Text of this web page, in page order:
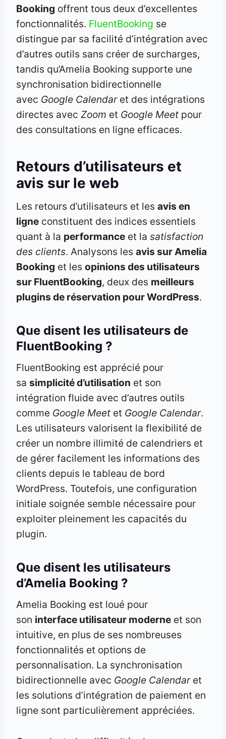
Booking offrent tous deux d’excellentes
fonctionnalités. FluentBooking se
distingue par sa facilité d’intégration avec
d’autres outils sans créer de surcharges,
tandis qu’Amelia Booking supporte une
synchronisation bidirectionnelle
avec Google Calendaret des intégrations
directes avec Zoom et Google Meet pour
des consultations en ligne efficaces.
Retours d’utilisateurs et
avis sur le web
Les retours d’utilisateurs et les avis en
ligne constituent des indices essentiels
quant à la performance et la satisfaction
des clients. Analysons les avis sur Amelia
Booking et les opinions des utilisateurs
sur FluentBooking, deux des meilleurs
plugins de réservation pour WordPress.
Que disent les utilisateurs de
FluentBooking ?
FluentBooking est apprécié pour
sa simplicité d’utilisation et son
intégration fluide avec d’autres outils
comme Google Meet et Google Calendar.
Les utilisateurs valorisent la flexibilité de
créer un nombre illimité de calendriers et
de gérer facilement les informations des
clients depuis le tableau de bord
WordPress. Toutefois, une configuration
initiale soignée semble nécessaire pour
exploiter pleinement les capacités du
plugin.
Que disent les utilisateurs
d’Amelia Booking ?
Amelia Booking est loué pour
son interface utilisateur moderne et son
intuitive, en plus de ses nombreuses
fonctionnalités et options de
personnalisation. La synchronisation
bidirectionnelle avec Google Calendaret
les solutions d’intégration de paiement en
ligne sont particulièrement appréciées.